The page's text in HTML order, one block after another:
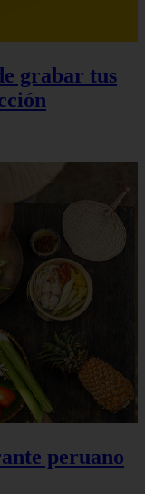
grabar tus
peruano